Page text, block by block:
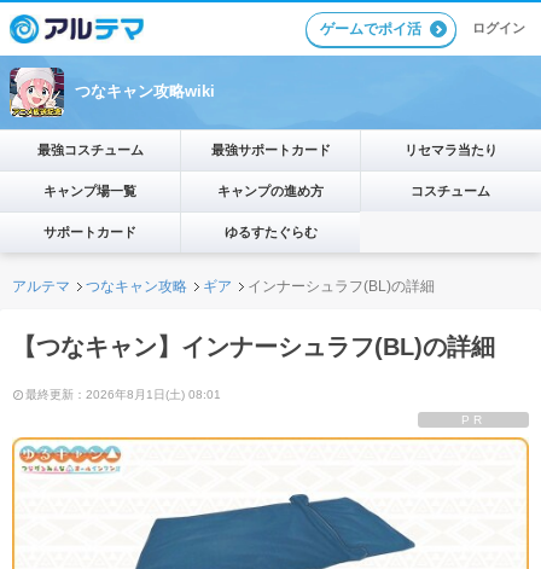
ゲームでポイ活 ログイン
つなキャン攻略wiki
最強コスチューム 最強サポートカード リセマラ当たり
キャンプ場一覧 キャンプの進め方 コスチューム
サポートカード ゆるすたぐらむ
アルテマ つなキャン攻略 ギア インナーシュラフ(BL)の詳細
【つなキャン】インナーシュラフ(BL)の詳細
最終更新：2026年8月1日(土) 08:01
PR